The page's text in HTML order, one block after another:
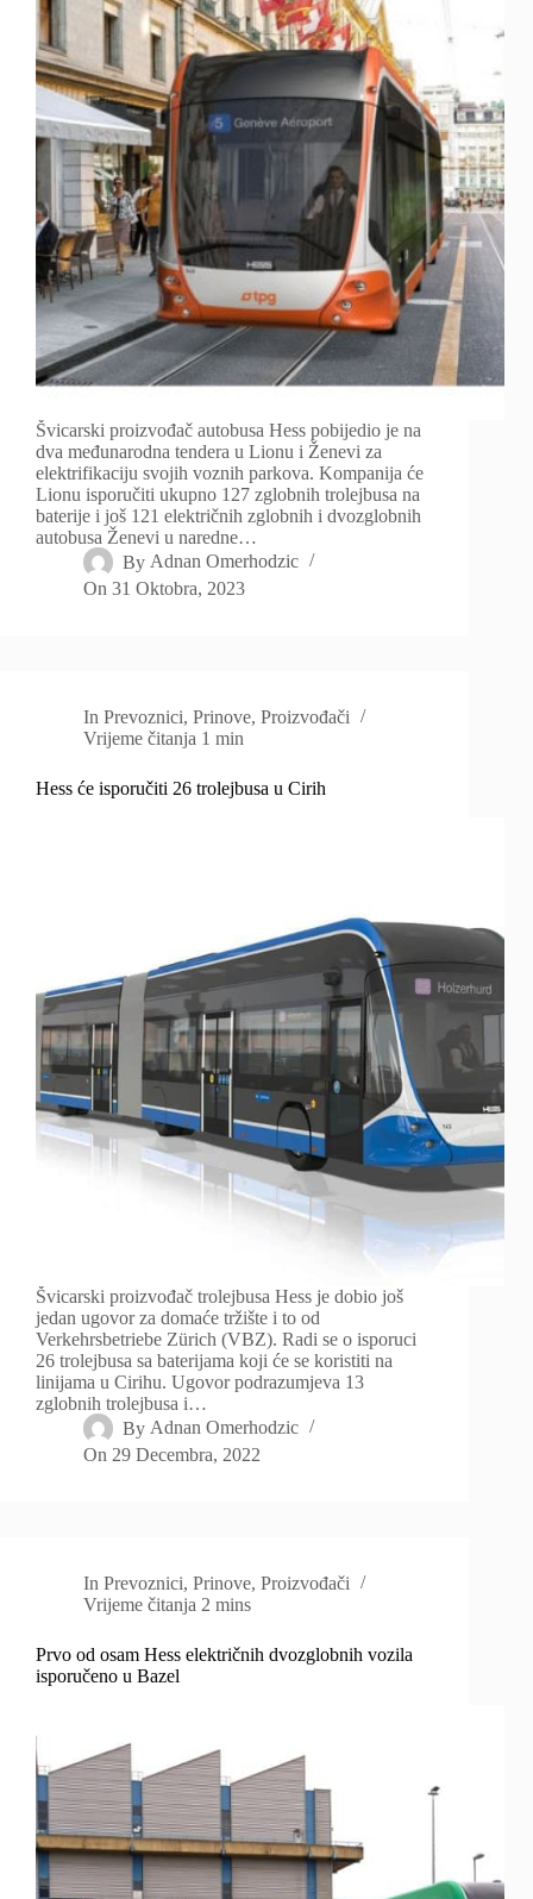
Švicarski proizvođač autobusa Hess pobijedio je na
dva međunarodna tendera u Lionu i Ženevi za
elektrifikaciju svojih voznih parkova. Kompanija će
Lionu isporučiti ukupno 127 zglobnih trolejbusa na
baterije i još 121 električnih zglobnih i dvozglobnih
autobusa Ženevi u naredne…
By Adnan Omerhodzic
On 31 Oktobra, 2023
In Prevoznici,Prinove,Proizvođači
Vrijeme čitanja 1 min
Hess će isporučiti 26 trolejbusa u Cirih
Švicarski proizvođač trolejbusa Hess je dobio još
jedan ugovor za domaće tržište i to od
Verkehrsbetriebe Zürich (VBZ). Radi se o isporuci
26 trolejbusa sa baterijama koji će se koristiti na
linijama u Cirihu. Ugovor podrazumjeva 13
zglobnih trolejbusa i…
By Adnan Omerhodzic
On 29 Decembra, 2022
In Prevoznici,Prinove,Proizvođači
Vrijeme čitanja 2 mins
Prvo od osam Hess električnih dvozglobnih vozila
isporučeno u Bazel